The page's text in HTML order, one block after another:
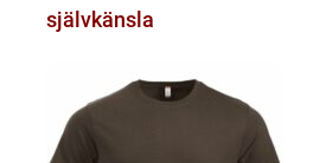
självkänsla